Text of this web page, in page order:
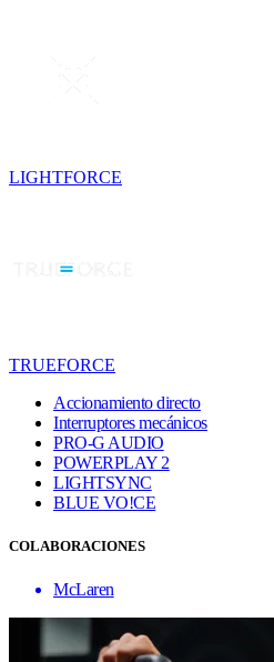
LIGHTFORCE
TRUEFORCE
Accionamiento directo
Interruptores mecánicos
PRO-G AUDIO
POWERPLAY 2
LIGHTSYNC
BLUE VO!CE
COLABORACIONES
McLaren